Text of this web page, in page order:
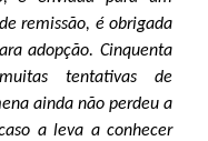
remissão, é obrigada
adopção. Cinquenta
tentativas de
ainda não perdeu a
a leva a conhecer